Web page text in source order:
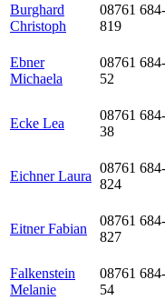
Burghard
Christoph
08761 684-
819
Ebner
Michaela
08761 684-
52
Ecke Lea
08761 684-
38
Eichner Laura
08761 684-
824
Eitner Fabian
08761 684-
827
Falkenstein
Melanie
08761 684-
54